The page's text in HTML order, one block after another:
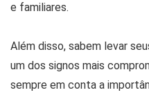
e familiares.
Além disso, sabem levar
um dos signos mais
sempre em conta a